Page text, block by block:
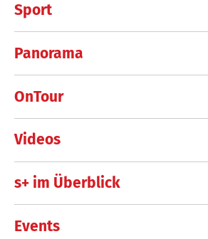
Sport
Panorama
OnTour
Videos
s+ im Überblick
Events